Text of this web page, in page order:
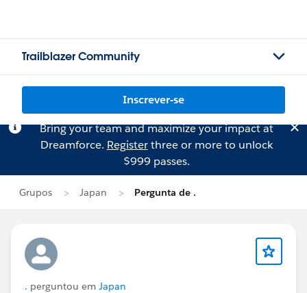
Trailblazer Community
Inscrever-se
Bring your team and maximize your impact at
Dreamforce. Registerthree or more to unlock
$999 passes.
Grupos Japan Pergunta de .
. perguntou em Japan